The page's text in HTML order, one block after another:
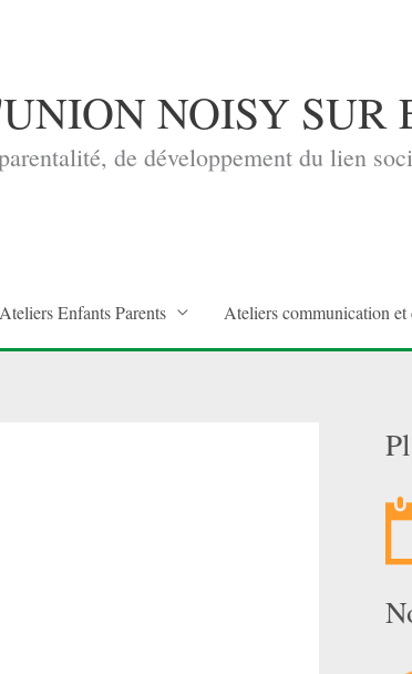
NOISY SUR
de développement du lien
Ateliers Enfants Parents Ateliers communication et